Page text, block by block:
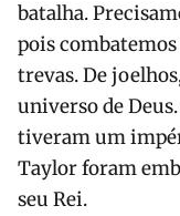
batalha.
pois
trevas. De
universo de
tiveram um
Taylor foram
seu Rei.